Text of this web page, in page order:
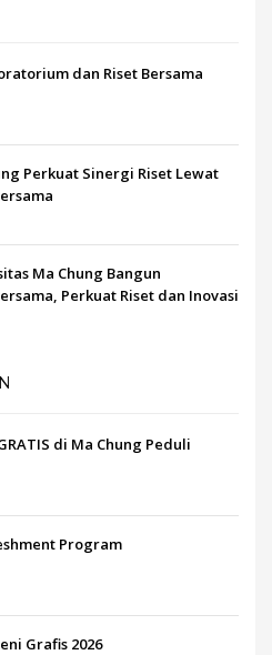
dan Riset Bersama
Perkuat Sinergi Riset Lewat
Ma Chung Bangun
Perkuat Riset dan Inovasi
di Ma Chung Peduli
Program
Grafis 2026